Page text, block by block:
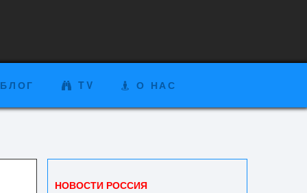
БЛОГ TV О НАС
НОВОСТИ РОССИЯ